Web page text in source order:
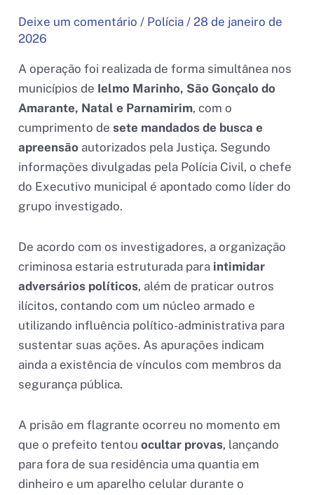
Deixe um comentário / Polícia / 28 de janeiro de
2026
A operação foi realizada de forma simultânea nos
municípios de Ielmo Marinho, São Gonçalo do
Amarante, Natal e Parnamirim, com o
cumprimento desete mandados de busca e
apreensão autorizados pela Justiça. Segundo
informações divulgadas pela Polícia Civil, o chefe
do Executivo municipal é apontado como líder do
grupo investigado.
De acordo com os investigadores, a organização
criminosa estaria estruturada para intimidar
adversários políticos, além de praticar outros
ilícitos, contando com um núcleo armado e
utilizando influência político-administrativa para
sustentar suas ações. As apurações indicam
ainda a existência de vínculos com membros da
segurança pública.
A prisão em flagrante ocorreu no momento em
que o prefeito tentouocultar provas, lançando
para fora de sua residência uma quantia em
dinheiro e um aparelho celular durante o